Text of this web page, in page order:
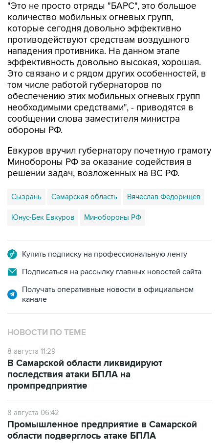
"Это не просто отряды "БАРС", это большое
количество мобильных огневых групп,
которые сегодня довольно эффективно
противодействуют средствам воздушного
нападения противника. На данном этапе
эффективность довольно высокая, хорошая.
Это связано и с рядом других особенностей, в
том числе работой губернаторов по
обеспечению этих мобильных огневых групп
необходимыми средствами", - приводятся в
сообщении слова заместителя министра
обороны РФ.
Евкуров вручил губернатору почетную грамоту
Минобороны РФ за оказание содействия в
решении задач, возложенных на ВС РФ.
Сызрань Самарская область Вячеслав Федорищев
Юнус-Бек Евкуров Минобороны РФ
Купить подписку на профессиональную ленту
Подписаться на рассылку главных новостей сайта
Получать оперативные новости в официальном
канале
НОВОСТИ ПО ТЕМЕ
8 августа 11:29
В Самарской области ликвидируют
последствия атаки БПЛА на
промпредприятие
8 августа 06:42
Промышленное предприятие в Самарской
области подверглось атаке БПЛА